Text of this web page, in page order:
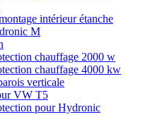
intérieur étanche
M
chauffage 2000 w
chauffage 4000 kw
verticale
VW T5
pour Hydronic